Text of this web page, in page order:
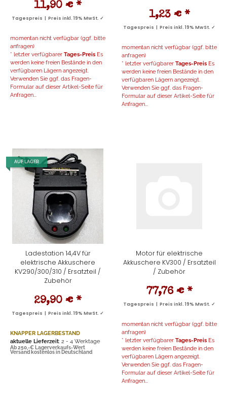
11,90 € *
Tagespreis | Preis inkl. 19% MwSt. ✓
momentan nicht verfügbar (ggf. bitte
anfragen)
* letzter verfügbarer Tages-Preis Es
werden keine freien Bestände in den
verfügbaren Lägern angezeigt.
Verwenden Sie ggf. das Fragen-
Formular auf dieser Artikel-Seite für
Anfragen...
1,23 € *
Tagespreis | Preis inkl. 19% MwSt. ✓
momentan nicht verfügbar (ggf. bitte
anfragen)
* letzter verfügbarer Tages-Preis Es
werden keine freien Bestände in den
verfügbaren Lägern angezeigt.
Verwenden Sie ggf. das Fragen-
Formular auf dieser Artikel-Seite für
Anfragen...
AUF LAGER
Ladestation 14,4V für
elektrische Akkuschere
KV290/300/310 / Ersatzteil /
Zubehör
29,90 € *
Tagespreis | Preis inkl. 19% MwSt. ✓
KNAPPER LAGERBESTAND
aktuelle Lieferzeit: 2 - 4 Werktage
Ab 250,-€ Lagerverkaufs-Wert
Versand kostenlos in Deutschland
Motor für elektrische
Akkuschere KV300 / Ersatzteil
/ Zubehör
77,76 € *
Tagespreis | Preis inkl. 19% MwSt. ✓
momentan nicht verfügbar (ggf. bitte
anfragen)
* letzter verfügbarer Tages-Preis Es
werden keine freien Bestände in den
verfügbaren Lägern angezeigt.
Verwenden Sie ggf. das Fragen-
Formular auf dieser Artikel-Seite für
Anfragen...